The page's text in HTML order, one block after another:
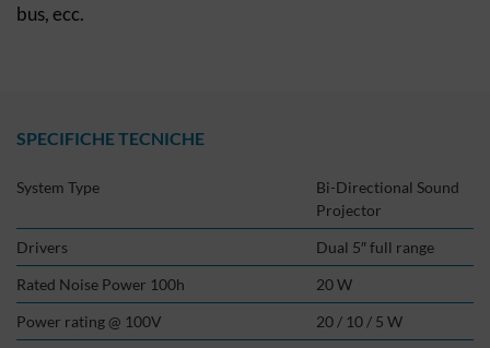
bus, ecc.
SPECIFICHE TECNICHE
System Type
Bi-Directional Sound
Projector
Drivers
Dual 5″ full range
Rated Noise Power 100h
20 W
Power rating @ 100V
20 / 10 / 5 W